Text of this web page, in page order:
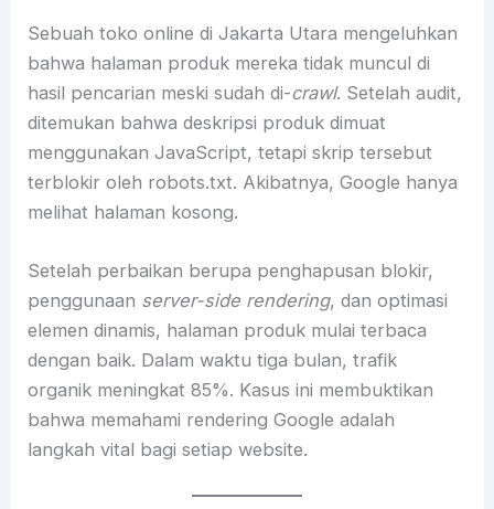
Sebuah toko online di Jakarta Utara mengeluhkan
bahwa halaman produk mereka tidak muncul di
hasil pencarian meski sudah di-crawl. Setelah audit,
ditemukan bahwa deskripsi produk dimuat
menggunakan JavaScript, tetapi skrip tersebut
terblokir oleh robots.txt. Akibatnya, Google hanya
melihat halaman kosong.
Setelah perbaikan berupa penghapusan blokir,
penggunaan server-side rendering, dan optimasi
elemen dinamis, halaman produk mulai terbaca
dengan baik. Dalam waktu tiga bulan, trafik
organik meningkat 85%. Kasus ini membuktikan
bahwa memahami rendering Google adalah
langkah vital bagi setiap website.